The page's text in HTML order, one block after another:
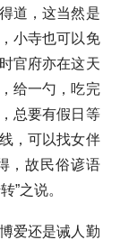
道，这当然是
小寺也可以免
官府亦在这天
给一勺，吃完
总要有假日等
，可以找女伴
，故民俗谚语
”之说。
爱还是诫人勤